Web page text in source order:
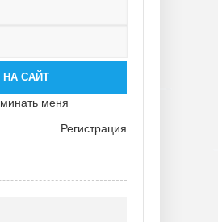
НА САЙТ
меня
Регистрация